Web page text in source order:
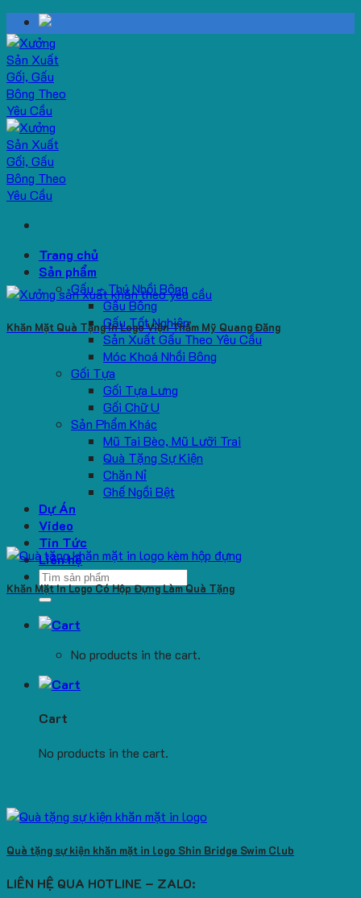
Skip
to
content
Trang chủ
Sản phẩm
Gấu – Thú Nhồi Bông
Gấu Bông
Gấu Tốt Nghiệp
Sản Xuất Gấu Theo Yêu Cầu
Móc Khoá Nhồi Bông
Gối Tựa
Gối Tựa Lưng
Gối Chữ U
Sản Phẩm Khác
Mũ Tai Bèo, Mũ Lưỡi Trai
Quà Tặng Sự Kiện
Chăn Nỉ
Ghế Ngồi Bệt
Dự Án
Video
Tin Tức
Liên hệ
Search
for:
No products in the cart.
Cart
No products in the cart.
Khăn Mặt Quà Tặng In Logo Viện Thẩm Mỹ Quang Đăng
Khăn Mặt In Logo Có Hộp Đựng Làm Quà Tặng
Quà tặng sự kiện khăn mặt in logo Shin Bridge Swim Club
LIÊN HỆ QUA HOTLINE – ZALO: